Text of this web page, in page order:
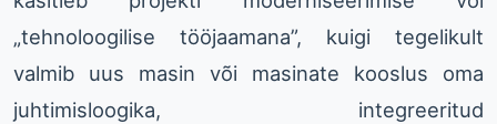
„tehnoloogilise tööjaamana”, kuigi tegelikult
valmib uus masin või masinate kooslus oma
juhtimisloogika, integreeritud